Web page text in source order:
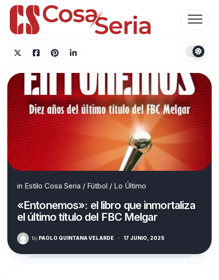
Skip
content
in Estilo Cosa Seria / Fútbol / Lo Último
«Entonemos»: el libro que inmortaliza
el último título del FBC Melgar
by PAOLO QUINTANA VELARDE · 17 JUNIO, 2025